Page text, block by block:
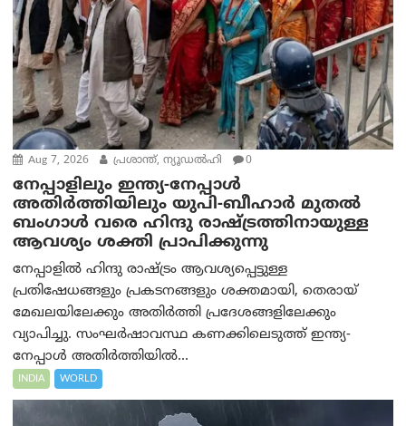
Aug 7, 2026 പ്രശാന്ത്, ന്യൂഡല്‍ഹി 0
നേപ്പാളിലും ഇന്ത്യ-നേപ്പാൾ
അതിർത്തിയിലും യുപി-ബീഹാർ മുതൽ
ബംഗാൾ വരെ ഹിന്ദു രാഷ്ട്രത്തിനായുള്ള
ആവശ്യം ശക്തി പ്രാപിക്കുന്നു
നേപ്പാളിൽ ഹിന്ദു രാഷ്ട്രം ആവശ്യപ്പെട്ടുള്ള
പ്രതിഷേധങ്ങളും പ്രകടനങ്ങളും ശക്തമായി, തെരായ്
മേഖലയിലേക്കും അതിർത്തി പ്രദേശങ്ങളിലേക്കും
വ്യാപിച്ചു. സംഘർഷാവസ്ഥ കണക്കിലെടുത്ത് ഇന്ത്യ-
നേപ്പാൾ അതിർത്തിയിൽ...
INDIA WORLD